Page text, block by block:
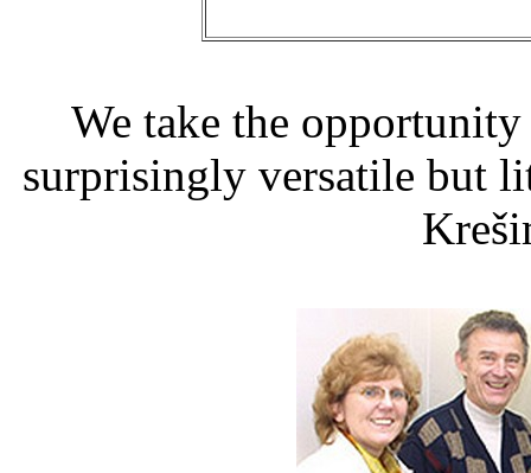
We take the
surprisingly versatile but